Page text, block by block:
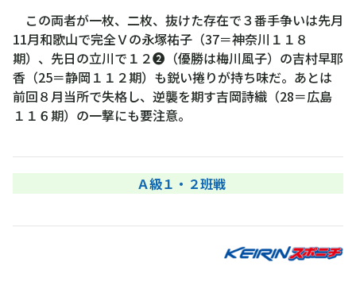
岡
詩
織
この両者が一枚、二枚、抜けた存在で３番手争いは先月
11月和歌山で完全Ｖの永塚祐子（37＝神奈川１１８
期）、先日の立川で１２❷（優勝は梅川風子）の吉村早耶
香（25＝静岡１１２期）も鋭い捲りが持ち味だ。あとは
前回８月当所で失格し、逆襲を期す吉岡詩織（28＝広島
１１６期）の一撃にも要注意。
Ａ級１・２班戦